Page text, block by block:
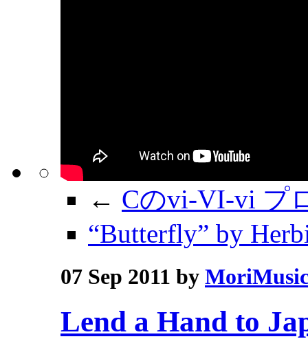
← Cのvi-VI-vi プ
“Butterfly” by
07 Sep 2011 by
Lend a Hand to